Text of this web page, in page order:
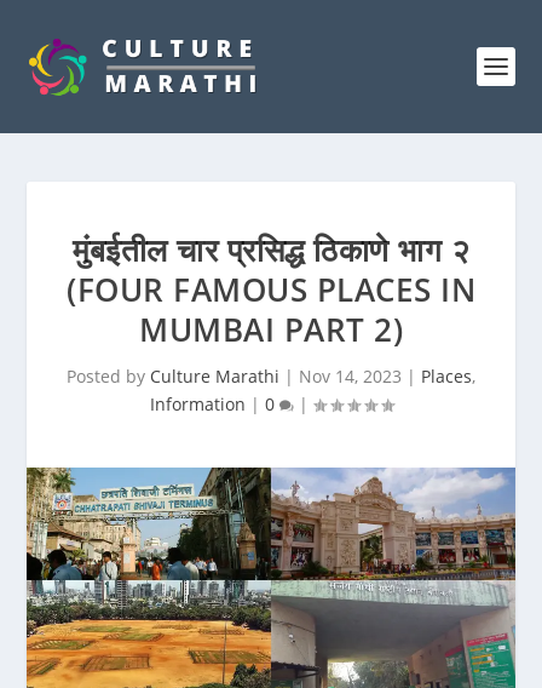
मुंबईतील चार प्रसिद्ध ठिकाणे भाग २
(FOUR FAMOUS PLACES IN
MUMBAI PART 2)
Posted by Culture Marathi | Nov 14, 2023 | Places,
Information | 0 |